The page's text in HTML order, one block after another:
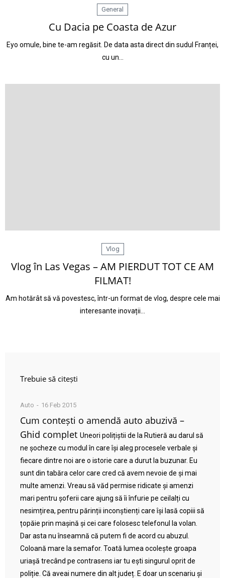
General
Cu Dacia pe Coasta de Azur
Eyo omule, bine te-am regăsit. De data asta direct din sudul Franței,
cu un…
Vlog
Vlog în Las Vegas – AM PIERDUT TOT CE AM
FILMAT!
Am hotărât să vă povestesc, într-un format de vlog, despre cele mai
interesante inovații…
Trebuie să citești
Auto 16 Feb 2015
Cum contești o amendă auto abuzivă –
Ghid complet Uneori polițiștii de la Rutieră au darul să
ne șocheze cu modul în care își aleg procesele verbale și
fiecare dintre noi are o istorie care a durut la buzunar. Eu
sunt din tabăra celor care cred că avem nevoie de și mai
multe amenzi. Vreau să văd permise ridicate și amenzi
mari pentru șoferii care ajung să îi înfurie pe ceilalți cu
nesimțirea, pentru părinții inconștienți care își lasă copiii să
țopăie prin mașină și cei care folosesc telefonul la volan.
Dar asta nu înseamnă că putem fi de acord cu abuzul.
Coloană mare la semafor. Toată lumea ocolește groapa
uriașă trecând pe contrasens iar tu ești singurul oprit de
poliție. Că aveai numere din alt județ. E doar un scenariu și